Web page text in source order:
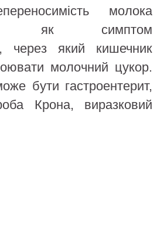
молока
як симптом
через який кишечник
молочний цукор.
бути гастроентерит,
Крона, виразковий